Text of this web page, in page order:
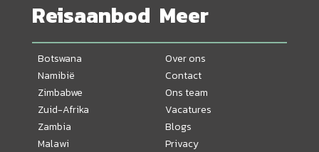
Reisaanbod
Botswana
Namibië
Zimbabwe
Zuid-Afrika
Zambia
Malawi
Meer
Over ons
Contact
Ons team
Vacatures
Blogs
Privacy